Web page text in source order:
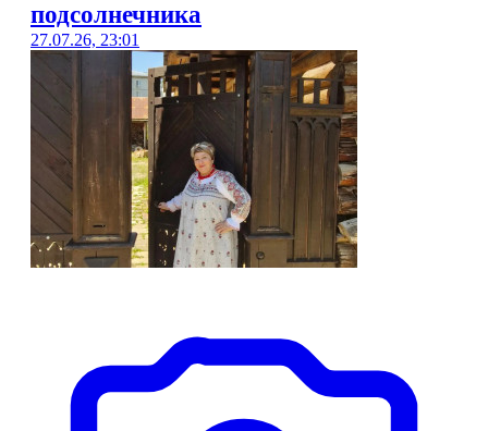
подсолнечника
27.07.26, 23:01